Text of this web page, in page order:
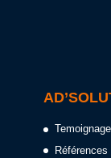
Références